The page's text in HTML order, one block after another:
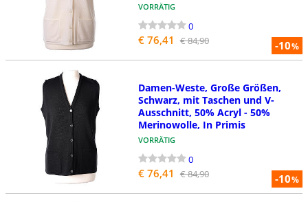
-10%
VORRÄTIG
0
€ 76,41 € 84,90
-10%
Damen-Weste, Große Größen,
Schwarz, mit Taschen und V-
Ausschnitt, 50% Acryl - 50%
Merinowolle, In Primis
VORRÄTIG
0
€ 76,41 € 84,90